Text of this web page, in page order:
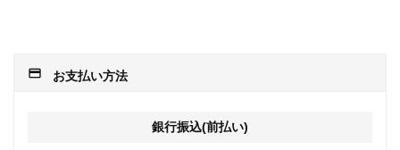
payment お支払い方法
銀行振込(前払い)